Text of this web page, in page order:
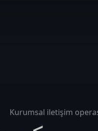
Kurumsal iletişim